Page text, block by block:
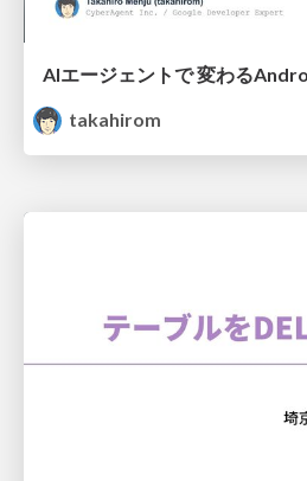
AIエージェントで 変わる
takahirom